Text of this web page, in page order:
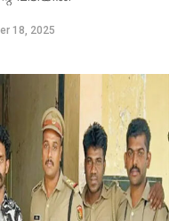
18, 2025